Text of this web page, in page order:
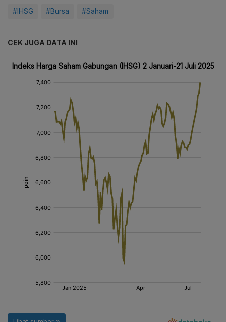
#IHSG #Bursa #Saham
CEK JUGA DATA INI